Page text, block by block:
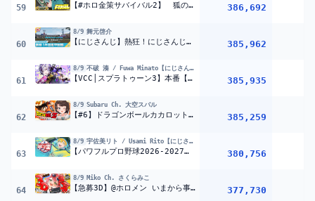
59 【#ホロ金策サバイバル2】 狐の錬金術師/FOXALCHEMIST FINAL 【ホロライブ/白上フブキ】 386,692
60
8/9 舞元啓介
【にじさんじ】熱狂！にじさんじ甲子園2026#5【 #にじ甲2026】 385,962
61
8/9 不破 湊 / Fuwa Minato【にじさんじ】
【VCC│スプラトゥーン3】本番【不破湊/大勢/にじさんじ】 385,935
62
8/9 Subaru Ch. 大空スバル
【#6】ドラゴンボールカカロットやるしゅばあああああああああああああああああああああああああああ！！！！！！【ホロライブ/大空スバル】 385,259
63
8/9 宇佐美リト / Usami Rito【にじさんじ】
【パワフルプロ野球2026-2027】#にじ甲2026 麒麟高校 1年目 4月から！！！【宇佐美リト/にじさんじ】 380,756
64
8/9 Miko Ch. さくらみこ
【急募3D】@ホロメン いまから事務所でゲームで遊びませんか 377,730